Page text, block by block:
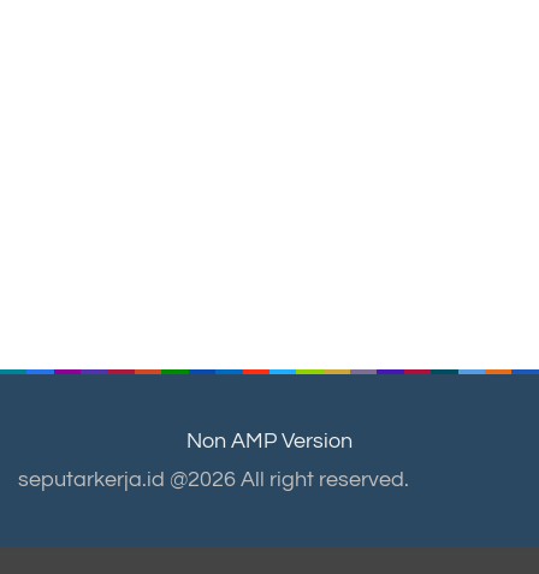
Non AMP Version
seputarkerja.id @2026 All right reserved.